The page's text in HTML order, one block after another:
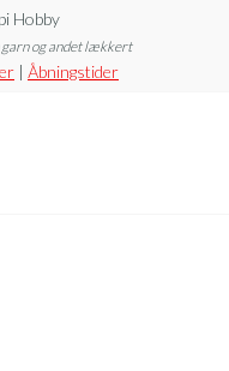
Hobby
garn og andet lækkert
| Åbningstider